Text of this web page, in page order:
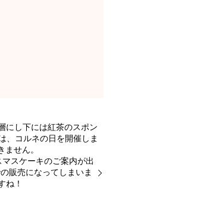
にし下には紅茶のスポン
、コルネの日を開催しま
せん。
スケーキのご案内が出
販売になってしまいま
ね！